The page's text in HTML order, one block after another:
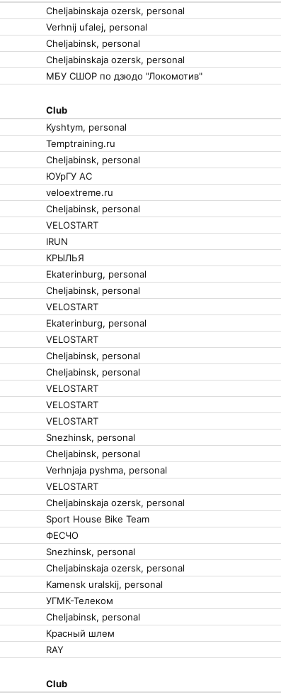
Cheljabinskaja ozersk, personal
Verhnij ufalej, personal
Cheljabinsk, personal
Cheljabinskaja ozersk, personal
МБУ СШОР по дзюдо "Локомотив"
Club
Kyshtym, personal
Temptraining.ru
Cheljabinsk, personal
ЮУрГУ АС
veloextreme.ru
Cheljabinsk, personal
VELOSTART
IRUN
КРЫЛЬЯ
Ekaterinburg, personal
Cheljabinsk, personal
VELOSTART
Ekaterinburg, personal
VELOSTART
Cheljabinsk, personal
Cheljabinsk, personal
VELOSTART
VELOSTART
VELOSTART
Snezhinsk, personal
Cheljabinsk, personal
Verhnjaja pyshma, personal
VELOSTART
Cheljabinskaja ozersk, personal
Sport House Bike Team
ФЕСЧО
Snezhinsk, personal
Cheljabinskaja ozersk, personal
Kamensk uralskij, personal
УГМК-Телеком
Cheljabinsk, personal
Красный шлем
RAY
Club